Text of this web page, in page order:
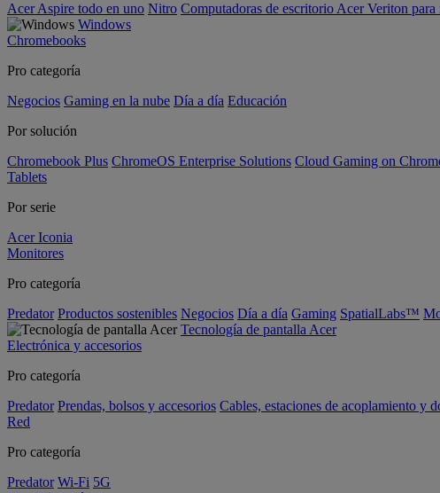
Acer Aspire todo en uno Nitro Computadoras de escritorio Acer Veriton para
Windows
Chromebooks
Pro categoría
Negocios Gaming en la nube Día a día Educación
Por solución
Chromebook Plus ChromeOS Enterprise Solutions Cloud Gaming on
Tablets
Por serie
Acer Iconia
Monitores
Pro categoría
Predator Productos sostenibles Negocios Día a día Gaming SpatialLabs™
Tecnología de pantalla Acer
Electrónica y accesorios
Pro categoría
Predator Prendas, bolsos y accesorios Cables, estaciones de acoplamiento y
Red
Pro categoría
Predator Wi-Fi 5G